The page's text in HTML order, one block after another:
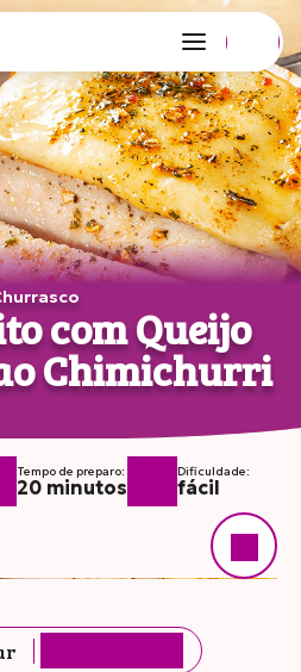
com Queijo
Chimichurri
Tempo de preparo:
20 minutos
Dificuldade:
fácil
Copiar link
Compartilhar
no Whatsapp
ar!